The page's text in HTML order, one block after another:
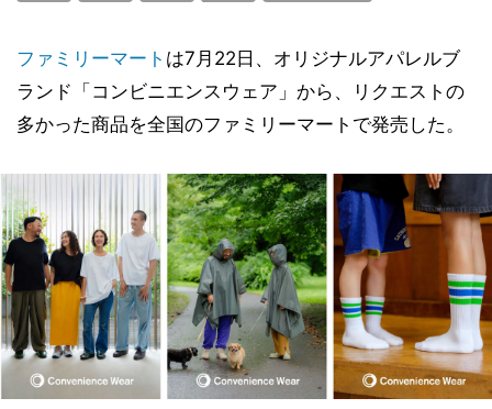
ファミリーマート は7月22日、オリジナルアパレルブ
ランド「コンビニエンスウェア」から、リクエストの
多かった商品を全国のファミリーマートで発売した。